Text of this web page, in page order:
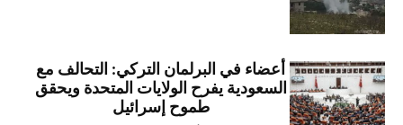
أعضاء في البرلمان التركي: التحالف مع
السعودية يفرح الولايات المتحدة ويحقق
طموح إسرائيل